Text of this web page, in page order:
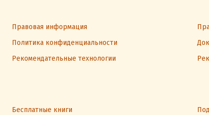
Правовая информация
Политика конфиденциальности
Рекомендательные технологии
Бесплатные книги